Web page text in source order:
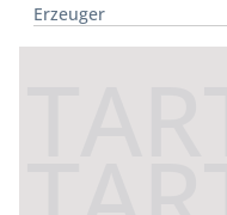
Erzeuger